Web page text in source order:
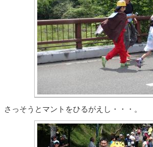
さっそうとマントをひるがえし・・・。